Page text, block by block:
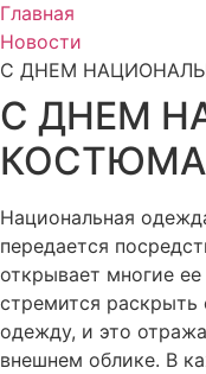
Главная
Новости
С ДНЕМ
С ДНЕМ
Национальная
передается
открывает многие
стремится
одежду, и это
внешнем облике. В